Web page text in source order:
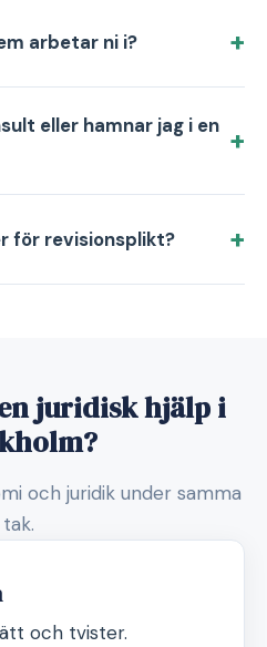
arbetar ni i?
eller hamnar jag i en
för revisionsplikt?
juridisk hjälp i
och juridik under samma
tak.
och tvister.